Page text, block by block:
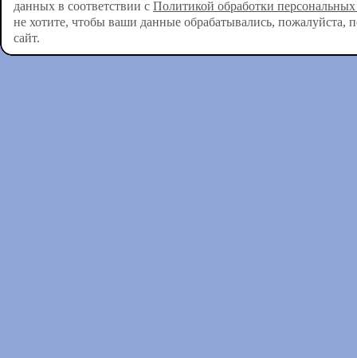
данных в соответствии с Политикой обработки
не хотите, чтобы ваши данные обрабатывались, пожалуйста,
сайт.